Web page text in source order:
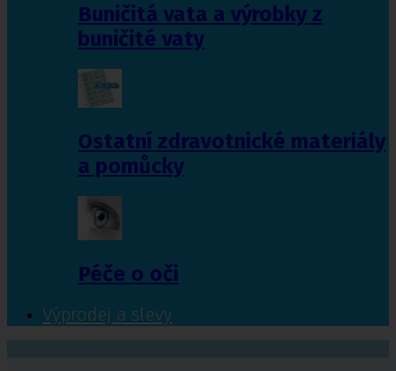
Buničitá vata a výrobky z
buničité vaty
Ostatní zdravotnické materiály
a pomůcky
Péče o oči
Výprodej a slevy